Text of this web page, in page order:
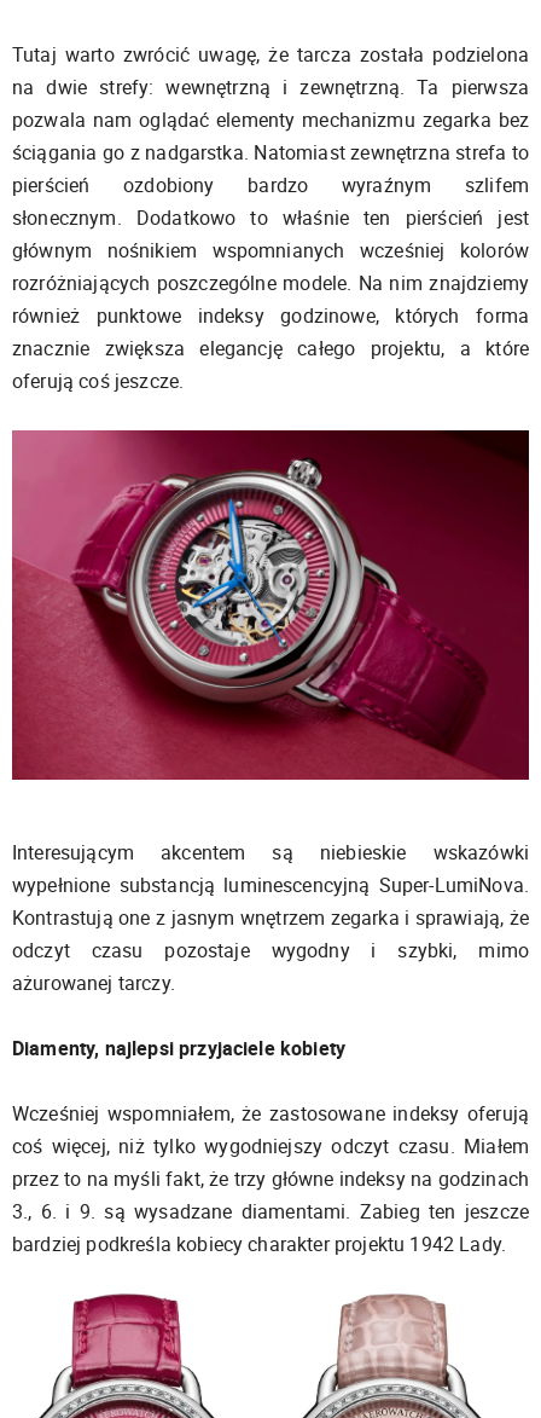
Tutaj warto zwrócić uwagę, że tarcza została podzielona
na dwie strefy: wewnętrzną i zewnętrzną. Ta pierwsza
pozwala nam oglądać elementy mechanizmu zegarka bez
ściągania go z nadgarstka. Natomiast zewnętrzna strefa to
pierścień ozdobiony bardzo wyraźnym szlifem
słonecznym. Dodatkowo to właśnie ten pierścień jest
głównym nośnikiem wspomnianych wcześniej kolorów
rozróżniających poszczególne modele. Na nim znajdziemy
również punktowe indeksy godzinowe, których forma
znacznie zwiększa elegancję całego projektu, a które
oferują coś jeszcze.
Interesującym akcentem są niebieskie wskazówki
wypełnione substancją luminescencyjną Super-LumiNova.
Kontrastują one z jasnym wnętrzem zegarka i sprawiają, że
odczyt czasu pozostaje wygodny i szybki, mimo
ażurowanej tarczy.
Diamenty, najlepsi przyjaciele kobiety
Wcześniej wspomniałem, że zastosowane indeksy oferują
coś więcej, niż tylko wygodniejszy odczyt czasu. Miałem
przez to na myśli fakt, że trzy główne indeksy na godzinach
3., 6. i 9. są wysadzane diamentami. Zabieg ten jeszcze
bardziej podkreśla kobiecy charakter projektu 1942 Lady.